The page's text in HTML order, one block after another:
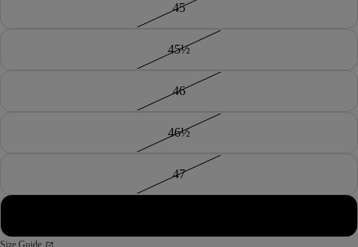
45
45½
46
46½
47
Size Guide